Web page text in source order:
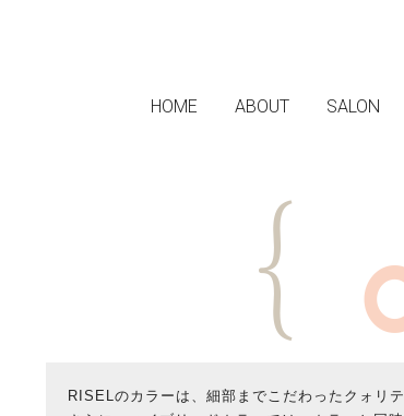
HOME ABOUT SALON
RISELのカラーは、細部までこだわったクォリ